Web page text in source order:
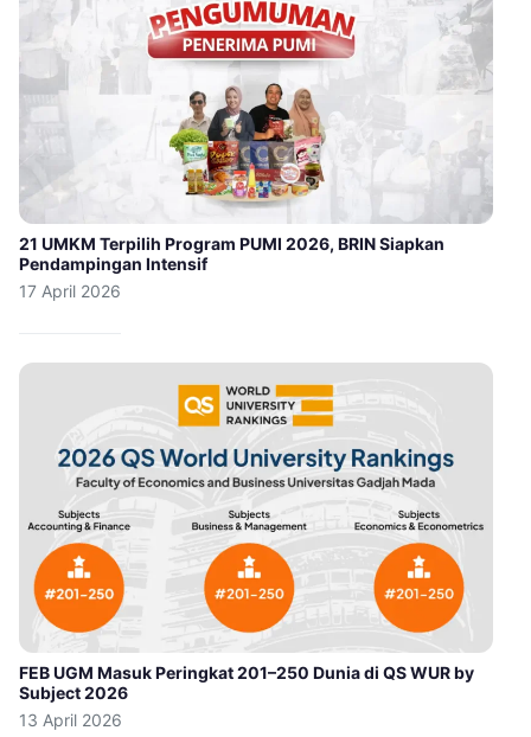
21 UMKM Terpilih Program PUMI 2026, BRIN Siapkan
Pendampingan Intensif
17 April 2026
FEB UGM Masuk Peringkat 201–250 Dunia di QS WUR by
Subject 2026
13 April 2026